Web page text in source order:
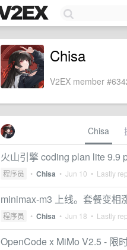
Chisa
V2EX member
Chisa
火山引擎 coding plan lite 9.9
程序员 • Chisa • Jun 10 • Lastly
minimax-m3 上线。套餐变相
程序员 • Chisa • Jun 18 • Lastly
OpenCode x MiMo V2.5 - 限